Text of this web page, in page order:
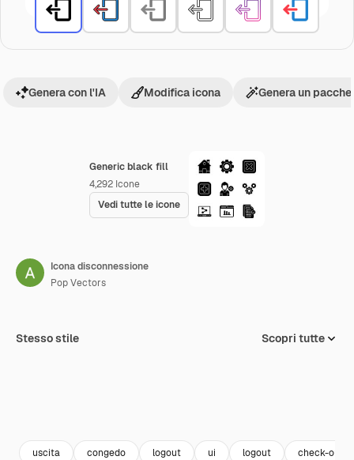
Generic black fill
4,292 Icone
Vedi tutte le icone
Genera con l'IA Modifica icona Genera un
Icona disconnessione
Pop Vectors
Stesso stile Scopri tutte
uscita congedo logout ui logout check-out